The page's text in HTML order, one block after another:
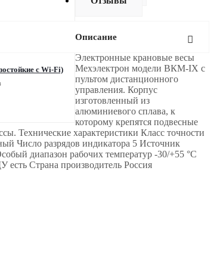
c Wi-Fi)
Описание
Электронные крановые весы
Мехэлектрон модели ВКМ-IX с
пультом дистанционного
управления. Корпус
изготовленный из
алюминиевого сплава, к
которому крепятся подвесные
Технические характеристики Класс точности
Число разрядов индикатора 5 Источник
диапазон рабочих температур -30/+55 °С
Страна производитель Россия